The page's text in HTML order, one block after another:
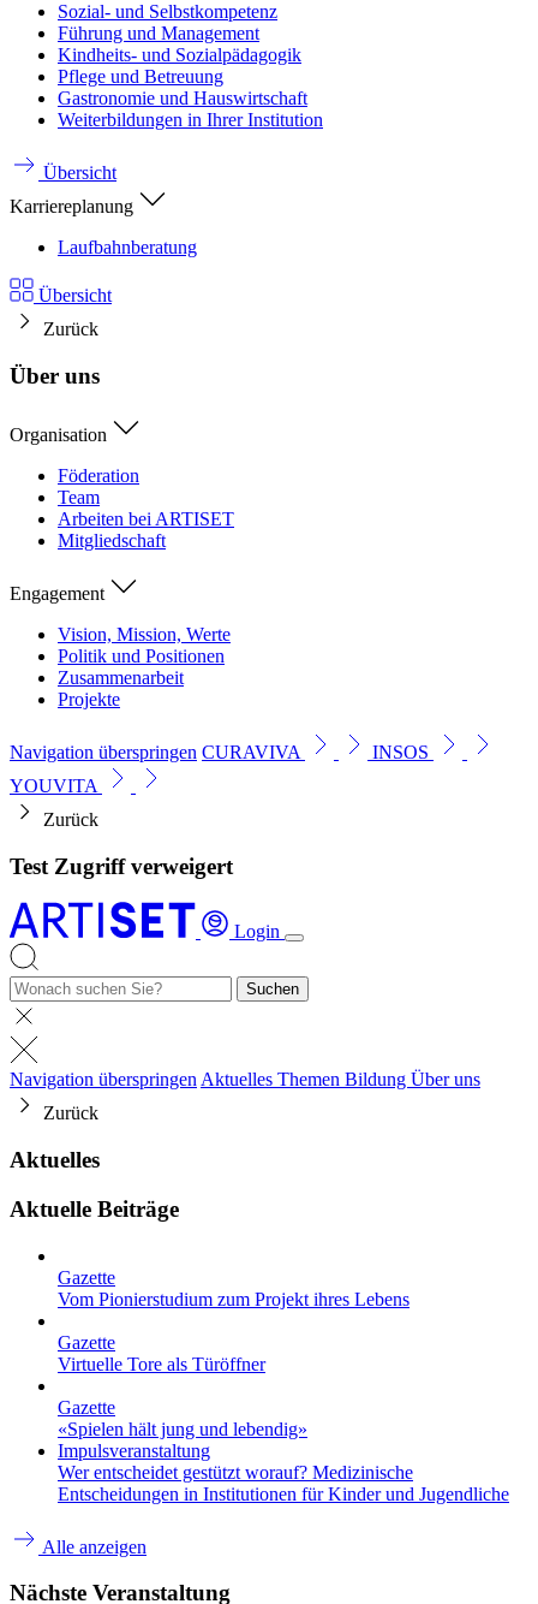
Sozial- und Selbstkompetenz
Führung und Management
Kindheits- und Sozialpädagogik
Pflege und Betreuung
Gastronomie und Hauswirtschaft
Weiterbildungen in Ihrer Institution
Übersicht
Karriereplanung
Laufbahnberatung
Übersicht
Zurück
Über uns
Organisation
Föderation
Team
Arbeiten bei ARTISET
Mitgliedschaft
Engagement
Vision, Mission, Werte
Politik und Positionen
Zusammenarbeit
Projekte
Navigation überspringen CURAVIVA
INSOS
YOUVITA
Zurück
Test Zugriff verweigert
Login
Suchen
Navigation überspringen Aktuelles Themen Bildung Über uns
Zurück
Aktuelles
Aktuelle Beiträge
Gazette
Vom Pionierstudium zum Projekt ihres Lebens
Gazette
Virtuelle Tore als Türöffner
Gazette
«Spielen hält jung und lebendig»
Impulsveranstaltung
Wer entscheidet gestützt worauf? Medizinische
Entscheidungen in Institutionen für Kinder und Jugendliche
Alle anzeigen
Nächste Veranstaltung